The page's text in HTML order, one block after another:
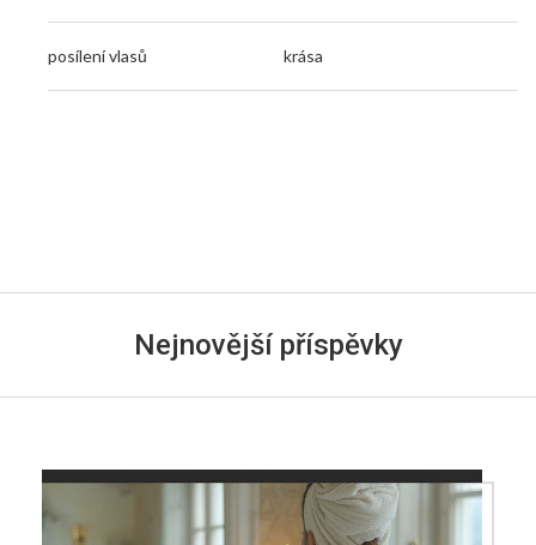
posílení vlasů krása
Nejnovější příspěvky